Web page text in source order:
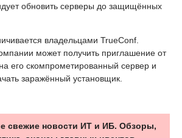
обновить серверы до защищённых
владельцами TrueConf.
может получить приглашение от
его скомпрометированный сервер и
заражённый установщик.
свежие новости ИТ и ИБ. Обзоры,